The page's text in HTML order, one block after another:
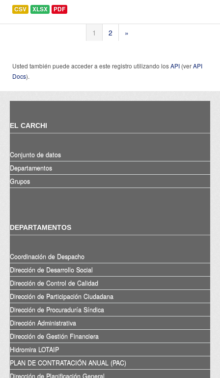
CSV XLSX PDF
1 2 »
Usted también puede acceder a este registro utilizando losAPI (verAPI
Docs).
EL CARCHI
Conjunto de datos
Departamentos
Grupos
DEPARTAMENTOS
Coordinación de Despacho
Dirección de Desarrollo Social
Dirección de Control de Calidad
Dirección de Participación Ciudadana
Dirección de Procuraduría Síndica
Dirección Administrativa
Dirección de Gestión Financiera
Hidromira LOTAIP
PLAN DE CONTRATACIÓN ANUAL (PAC)
Dirección de Planificación General